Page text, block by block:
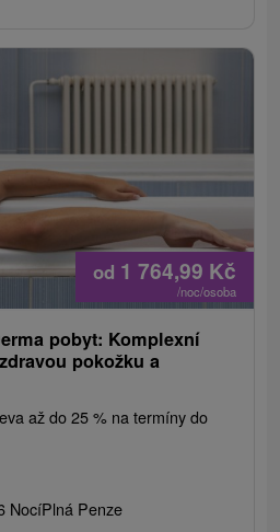
od 1 764,99 Kč
/noc/osoba
pobyt: Komplexní
pokožku a
až do 25 % na termíny do
NocíPlná Penze